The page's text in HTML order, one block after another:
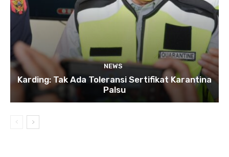
NEWS
Karding: Tak Ada Toleransi Sertifikat Karantina
Palsu